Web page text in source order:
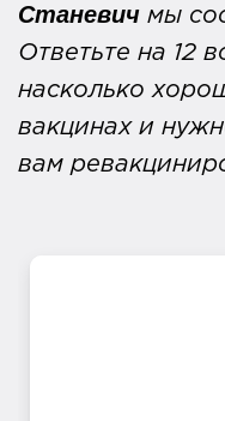
Станевич мы
Ответьте на 12
насколько
вакцинах и
вам